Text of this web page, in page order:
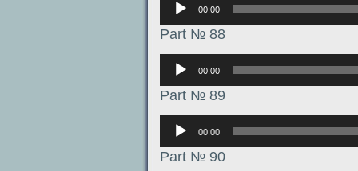
00:00
Part № 88
Аудиоплеер
00:00
Part № 89
Аудиоплеер
00:00
Part № 90